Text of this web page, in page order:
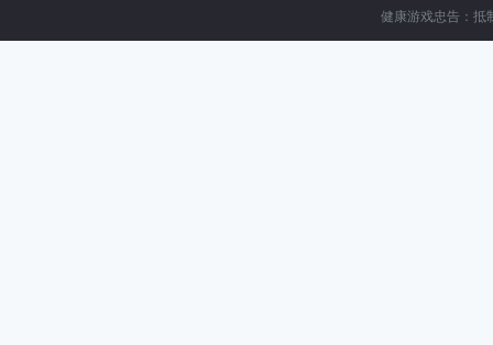
健康游戏忠告：抵